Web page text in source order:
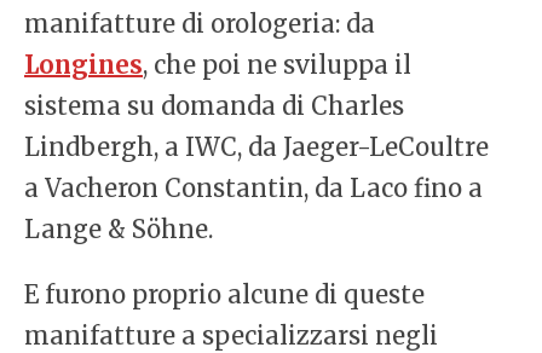
manifatture di orologeria: da
Longines, che poi ne sviluppa il
sistema su domanda di Charles
Lindbergh, a IWC, da Jaeger-LeCoultre
a Vacheron Constantin, da Laco fino a
Lange & Söhne.
E furono proprio alcune di queste
manifatture a specializzarsi negli